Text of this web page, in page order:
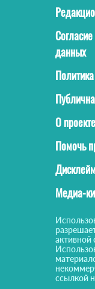
данных
О проекте
Помочь
Медиа-
активной
ссылкой